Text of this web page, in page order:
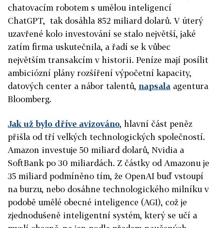
chatovacím robotem s umělou inteligencí
ChatGPT, tak dosáhla 852 miliard dolarů. V úterý
uzavřené kolo investování se stalo největší, jaké
zatím firma uskutečnila, a řadí se k vůbec
největším transakcím v historii. Peníze mají posílit
ambiciózní plány rozšíření výpočetní kapacity,
datových center a nábor talentů, napsala agentura
Bloomberg.
Jak už bylo dříve avizováno, hlavní část peněz
přišla od tří velkých technologických společností.
Amazon investuje 50 miliard dolarů, Nvidia a
SoftBank po 30 miliardách. Z částky od Amazonu je
35 miliard podmíněno tím, že OpenAI buď vstoupí
na burzu, nebo dosáhne technologického milníku v
podobě umělé obecné inteligence (AGI), což je
zjednodušeně inteligentní systém, který se učí a